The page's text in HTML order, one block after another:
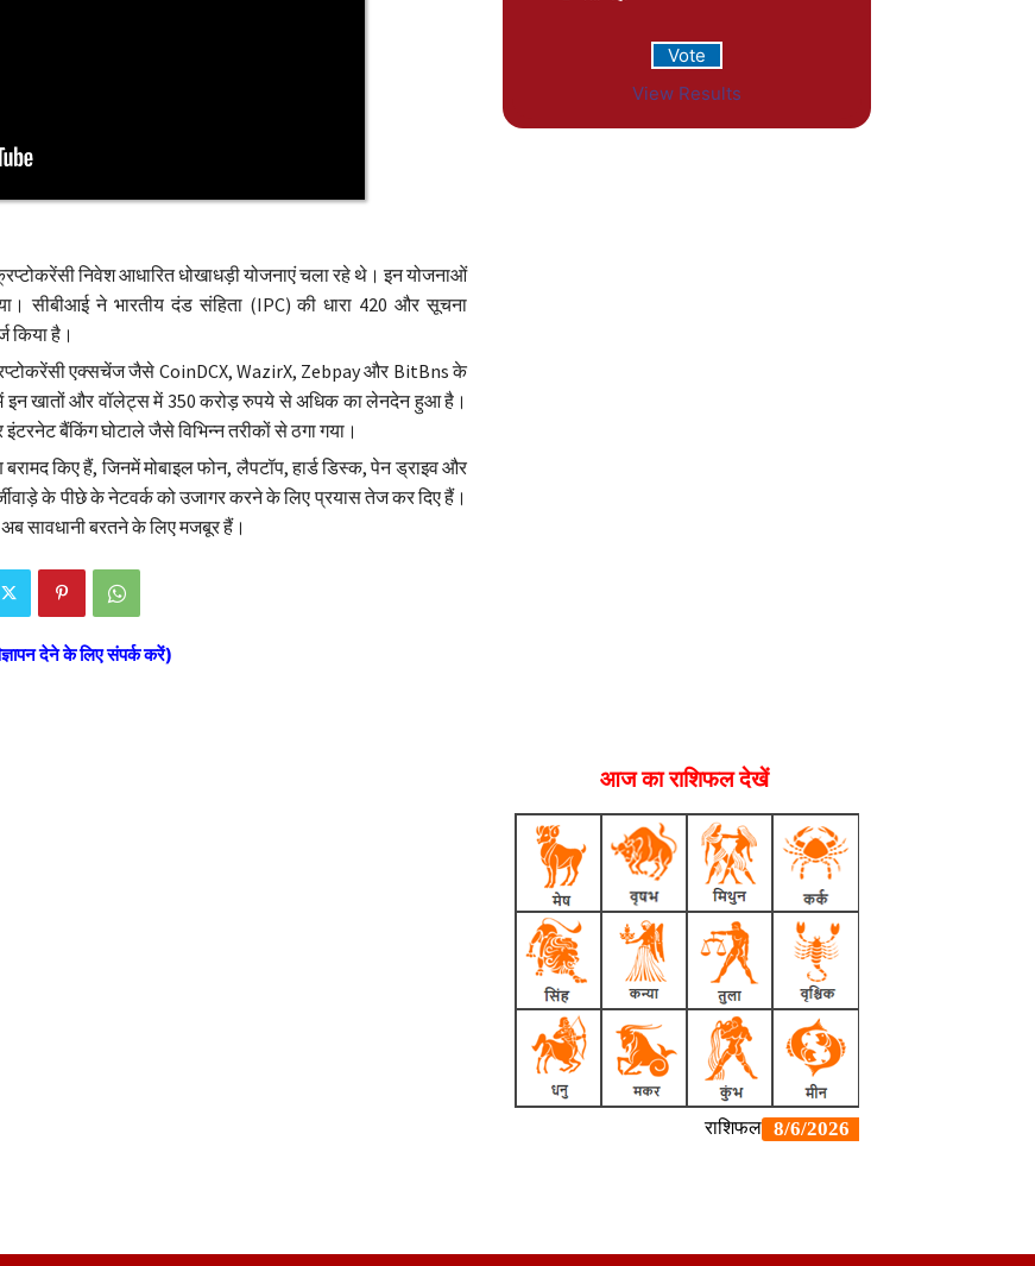
निवेश आधारित धोखाधड़ी योजनाएं चला रहे थे। इन योजनाओं
सीबीआई ने भारतीय दंड संहिता (IPC) की धारा 420 और सूचना
किया है।
एक्सचेंज जैसे CoinDCX, WazirX, Zebpay और BitBns के
इन खातों और वॉलेट्स में 350 करोड़ रुपये से अधिक का लेनदेन हुआ है।
बैंकिंग घोटाले जैसे विभिन्न तरीकों से ठगा गया।
किए हैं, जिनमें मोबाइल फोन, लैपटॉप, हार्ड डिस्क, पेन ड्राइव और
के पीछे के नेटवर्क को उजागर करने के लिए प्रयास तेज कर दिए हैं।
सावधानी बरतने के लिए मजबूर हैं।
देने के लिए संपर्क करें)
View Results
आज का राशिफल देखें